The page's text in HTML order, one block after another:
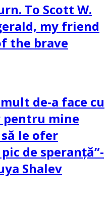
To Scott W.
my friend
the brave
de-a face cu
pentru mine
le ofer
de speranță”-
Shalev